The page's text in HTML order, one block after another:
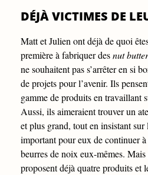
DÉJÀ VICTIMES DE
Matt et Julien ont déjà de quoi
première à fabriquer desnut
ne souhaitent pas s’arrêter en si
de projets pour l’avenir. Ils
gamme de produits en travaillant
Aussi, ils aimeraient trouver un
et plus grand, tout en insistant sur
important pour eux de continuer
beurres de noix eux-mêmes.
proposent déjà quatre produits et